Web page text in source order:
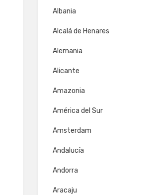
Albania
Alcalá de Henares
Alemania
Alicante
Amazonia
América del Sur
Amsterdam
Andalucía
Andorra
Aracaju